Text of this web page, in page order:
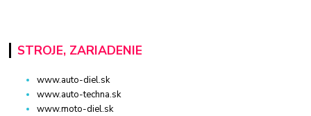
STROJE, ZARIADENIE
www.auto-diel.sk
www.auto-techna.sk
www.moto-diel.sk